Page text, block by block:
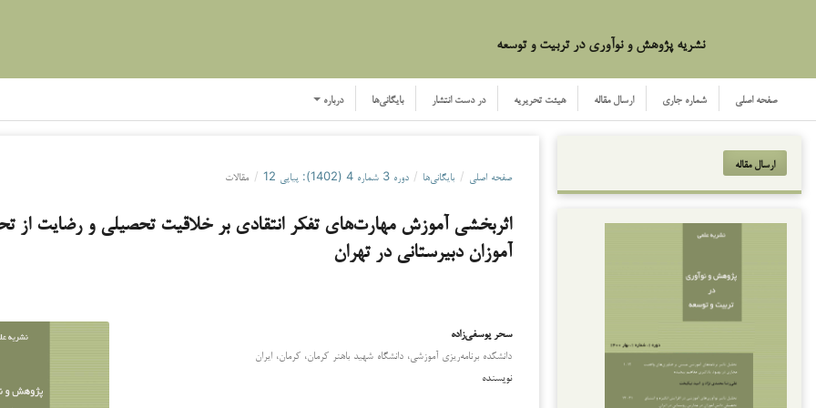
نشریه پژوهش و نوآوری در تربیت و توسعه
صفحه اصلی شماره جاری ارسال مقاله هیئت تحریریه در دست انتشار بایگانی‌ها درباره
ارسال مقاله
صفحه اصلی
/ بایگانی‌ها / دوره 3 شماره 4 (1402): پیاپی 12 / مقالات
اثربخشی آموزش مهارت‌های تفکر انتقادی بر خلاقیت تحصیلی و رضایت از
آموزان دبیرستانی در تهران
سحر یوسفی‌زاده
دانشکده برنامه‌ریزی آموزشی، دانشگاه شهید باهنر کرمان، کرمان، ایران
نویسنده